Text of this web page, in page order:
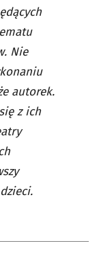
Nie
autorek.
z ich